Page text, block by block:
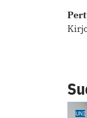
UNI